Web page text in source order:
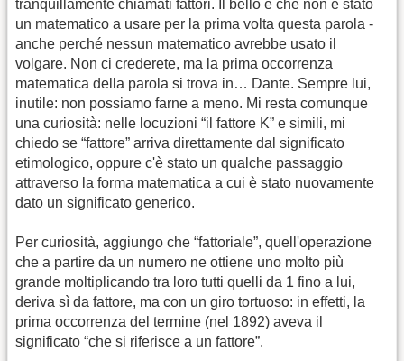
tranquillamente chiamati fattori. Il bello è che non è stato
un matematico a usare per la prima volta questa parola -
anche perché nessun matematico avrebbe usato il
volgare. Non ci crederete, ma la prima occorrenza
matematica della parola si trova in… Dante. Sempre lui,
inutile: non possiamo farne a meno. Mi resta comunque
una curiosità: nelle locuzioni “il fattore K” e simili, mi
chiedo se “fattore” arriva direttamente dal significato
etimologico, oppure c'è stato un qualche passaggio
attraverso la forma matematica a cui è stato nuovamente
dato un significato generico.
Per curiosità, aggiungo che “fattoriale”, quell'operazione
che a partire da un numero ne ottiene uno molto più
grande moltiplicando tra loro tutti quelli da 1 fino a lui,
deriva sì da fattore, ma con un giro tortuoso: in effetti, la
prima occorrenza del termine (nel 1892) aveva il
significato “che si riferisce a un fattore”.